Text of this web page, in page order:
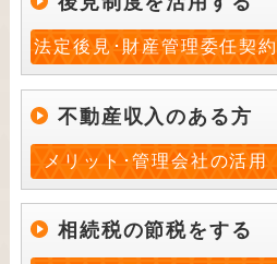
法定後見･財産管理委任契約
不動産収入のある方
メリット･管理会社の活用
相続税の節税をする